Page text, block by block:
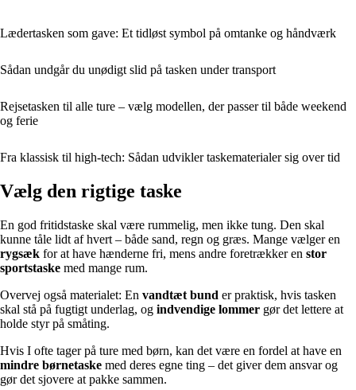
Lædertasken som gave: Et tidløst symbol på omtanke og håndværk
Sådan undgår du unødigt slid på tasken under transport
Rejsetasken til alle ture – vælg modellen, der passer til både weekend
og ferie
Fra klassisk til high-tech: Sådan udvikler taskematerialer sig over tid
Vælg den rigtige taske
En god fritidstaske skal være rummelig, men ikke tung. Den skal
kunne tåle lidt af hvert – både sand, regn og græs. Mange vælger en
rygsæk for at have hænderne fri, mens andre foretrækker en stor
sportstaske med mange rum.
Overvej også materialet: En vandtæt bund er praktisk, hvis tasken
skal stå på fugtigt underlag, og indvendige lommer gør det lettere at
holde styr på småting.
Hvis I ofte tager på ture med børn, kan det være en fordel at have en
mindre børnetaske med deres egne ting – det giver dem ansvar og
gør det sjovere at pakke sammen.